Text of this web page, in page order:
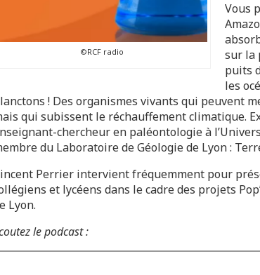
©RCF radio
Vous
sur la
puits
les
! Des organismes vivants qui peuvent
qui subissent le réchauffement climatique.
chercheur en paléontologie à
du Laboratoire de Géologie de Lyon :
Perrier intervient fréquemment pour
et lycéens dans le cadre des projets
Lyon.
le podcast :